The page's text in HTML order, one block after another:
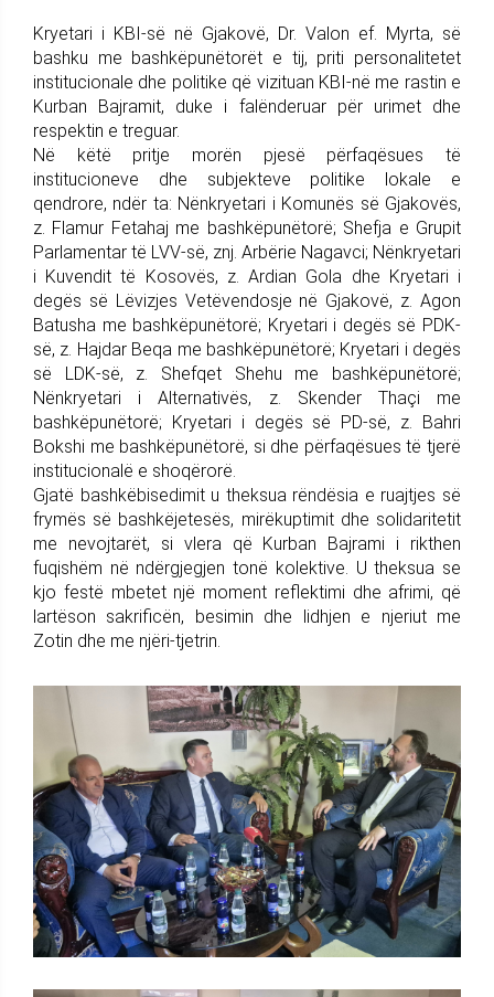
Kryetari i KBI-së në Gjakovë, Dr. Valon ef. Myrta, së
bashku me bashkëpunëtorët e tij, priti personalitetet
institucionale dhe politike që vizituan KBI-në me rastin e
Kurban Bajramit, duke i falënderuar për urimet dhe
respektin e treguar.
Në këtë pritje morën pjesë përfaqësues të
institucioneve dhe subjekteve politike lokale e
qendrore, ndër ta: Nënkryetari i Komunës së Gjakovës,
z. Flamur Fetahaj me bashkëpunëtorë; Shefja e Grupit
Parlamentar të LVV-së, znj. Arbërie Nagavci; Nënkryetari
i Kuvendit të Kosovës, z. Ardian Gola dhe Kryetari i
degës së Lëvizjes Vetëvendosje në Gjakovë, z. Agon
Batusha me bashkëpunëtorë; Kryetari i degës së PDK-
së, z. Hajdar Beqa me bashkëpunëtorë; Kryetari i degës
së LDK-së, z. Shefqet Shehu me bashkëpunëtorë;
Nënkryetari i Alternativës, z. Skender Thaçi me
bashkëpunëtorë; Kryetari i degës së PD-së, z. Bahri
Bokshi me bashkëpunëtorë, si dhe përfaqësues të tjerë
institucionalë e shoqërorë.
Gjatë bashkëbisedimit u theksua rëndësia e ruajtjes së
frymës së bashkëjetesës, mirëkuptimit dhe solidaritetit
me nevojtarët, si vlera që Kurban Bajrami i rikthen
fuqishëm në ndërgjegjen tonë kolektive. U theksua se
kjo festë mbetet një moment reflektimi dhe afrimi, që
lartëson sakrificën, besimin dhe lidhjen e njeriut me
Zotin dhe me njëri-tjetrin.